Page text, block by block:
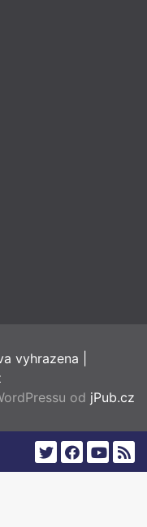
vyhrazena
od jPub.cz
twitterfacebook
youtube
rss